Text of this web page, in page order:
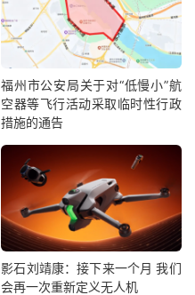
福州市公安局关于对“低慢小”航
空器等飞行活动采取临时性行政
措施的通告
影石刘靖康：接下来一个月 我们
会再一次重新定义无人机